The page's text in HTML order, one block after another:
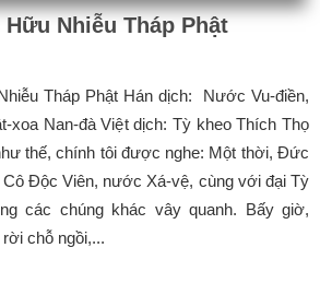
Nhiễu Tháp Phật
Tháp Phật Hán dịch: Nước Vu-điền,
xoa Nan-đà Việt dịch: Tỳ kheo Thích Thọ
thế, chính tôi được nghe: Một thời, Đức
Độc Viên, nước Xá-vệ, cùng với đại Tỳ
các chúng khác vây quanh. Bấy giờ,
chỗ ngồi,...